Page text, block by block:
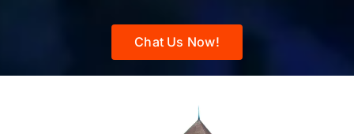
Chat Us Now!